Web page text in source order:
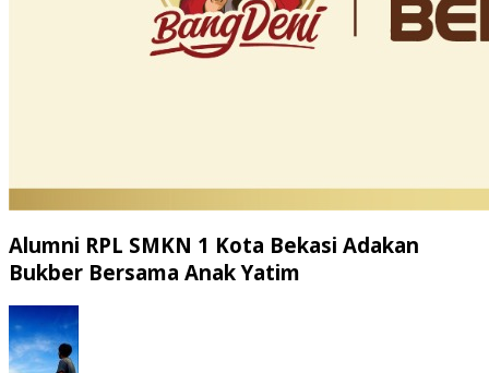
Alumni RPL SMKN 1 Kota Bekasi Adakan
Bukber Bersama Anak Yatim